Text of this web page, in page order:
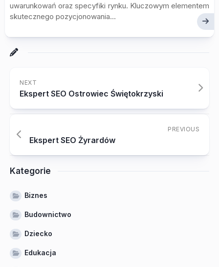
uwarunkowań oraz specyfiki rynku. Kluczowym elementem
skutecznego pozycjonowania...
NEXT
Ekspert SEO Ostrowiec Świętokrzyski
PREVIOUS
Ekspert SEO Żyrardów
Kategorie
Biznes
Budownictwo
Dziecko
Edukacja